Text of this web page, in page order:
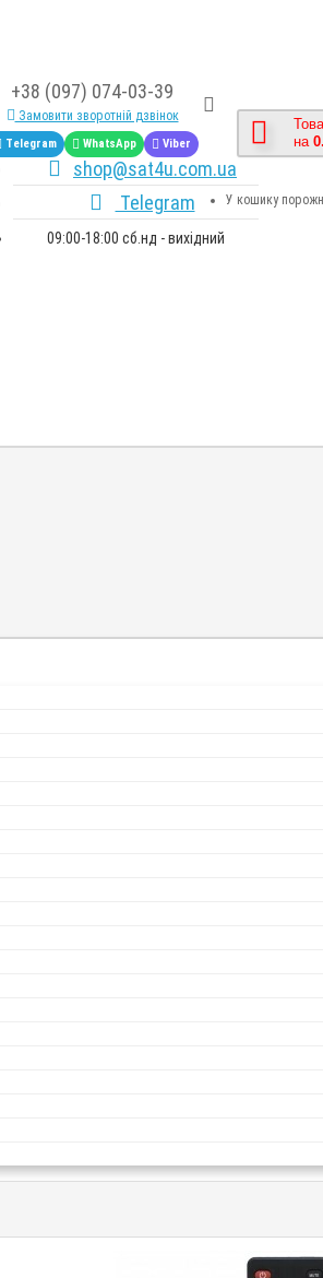
+38 (097) 074-03-39
Замовити зворотній дзвінок
Telegram WhatsApp Viber
shop@sat4u.com.ua
Telegram
09:00-18:00 сб.нд - вихідний
на
У кошику